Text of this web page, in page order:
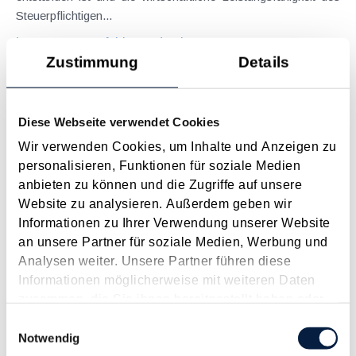
Zustimmung Details
Diese Webseite verwendet Cookies
Wir verwenden Cookies, um Inhalte und Anzeigen zu
personalisieren, Funktionen für soziale Medien
anbieten zu können und die Zugriffe auf unsere
Website zu analysieren. Außerdem geben wir
Informationen zu Ihrer Verwendung unserer Website
an unsere Partner für soziale Medien, Werbung und
Analysen weiter. Unsere Partner führen diese
Informationen möglicherweise mit weiteren Daten
gesammelt haben.
Notwendig
Steuerpflichtigen...
Langtext
empfehlen drucken
Nicht alle Ausgaben für eine 24h-Pflege sind eine
Bei einer Betreuung von Pflegebedürftigen zu Hause sind die
damit verbundenen Aufwendungen wie bei einer
Heimbetreuung ab Bezug von Pflegegeld der Pflegestufe 1
als außergewöhnliche Belastung abzugsfähig. Alternativ kann
der Pflegebedarf auch durch ein ärztliches...
Langtext
empfehlen drucken
Hausbetreuung nach dem Hausbetreuungsgesetz
Juni 2012